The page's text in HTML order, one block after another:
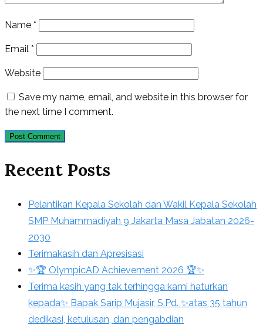
Name *
Email *
Website
Save my name, email, and website in this browser for
the next time I comment.
Recent Posts
Pelantikan Kepala Sekolah dan Wakil Kepala Sekolah
SMP Muhammadiyah 9 Jakarta Masa Jabatan 2026-
2030
Terimakasih dan Apresisasi
✨🏆 OlympicAD Achievement 2026 🏆✨
Terima kasih yang tak terhingga kami haturkan
kepada✨ Bapak Sarip Mujasir, S.Pd. ✨atas 35 tahun
dedikasi, ketulusan, dan pengabdian